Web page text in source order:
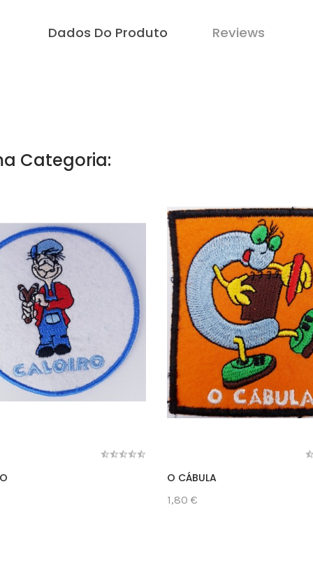
Dados Do Produto Reviews
Categoria:
O CÁBULA
1,80 €